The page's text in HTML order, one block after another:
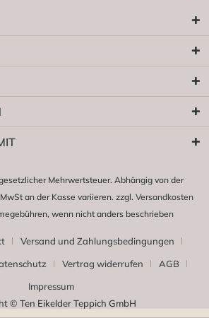
Mehrwertsteuer. Abhängig von der
an der Kasse variieren. zzgl. Versandkosten
wenn nicht anders beschrieben
Versand und Zahlungsbedingungen
Vertrag widerrufen
AGB
Impressum
© Ten Eikelder Teppich GmbH